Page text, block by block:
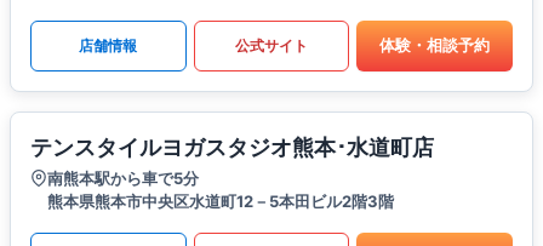
店舗情報 公式サイト 体験・相談予約
テンスタイルヨガスタジオ熊本･水道町店
南熊本駅から車で5分
熊本県熊本市中央区水道町12－5本田ビル2階3階